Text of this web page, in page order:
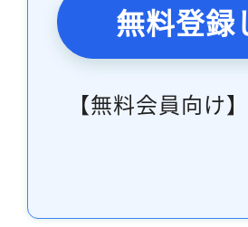
無料登録
【無料会員向け